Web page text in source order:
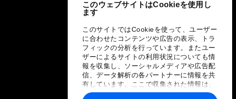
このウェブサイトはCookieを使用し
ます
このサイトではCookieを使って、ユーザー
に合わせたコンテンツや広告の表示、トラ
フィックの分析を行っています。またユー
ザーによるサイトの利用状況についても情
報を収集し、ソーシャルメディアや広告配
信、データ解析の各パートナーに情報を共
有しています。ここで収集された情報は、
ユーザーが各パートナーに提供した他の情